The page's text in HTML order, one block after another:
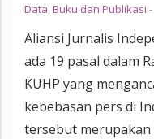
Data,Buku dan Publikasi -
Aliansi Jurnalis
ada 19 pasal dalam
KUHP yang
kebebasan pers di
tersebut merupakan